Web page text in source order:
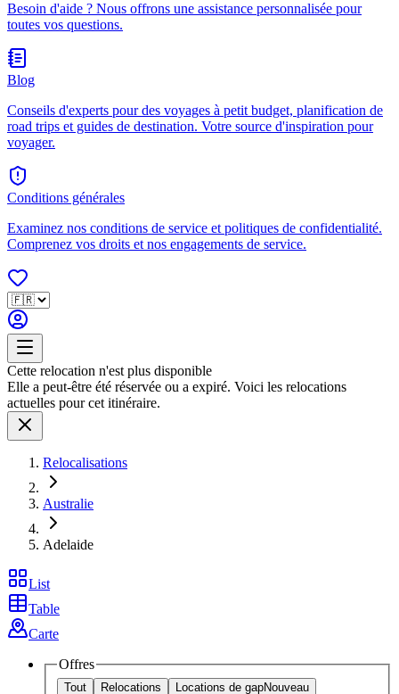
Besoin d'aide ? Nous offrons une assistance personnalisée pour
toutes vos questions.
Blog
Conseils d'experts pour des voyages à petit budget, planification de
road trips et guides de destination. Votre source d'inspiration pour
voyager.
Conditions générales
Examinez nos conditions de service et politiques de confidentialité.
Comprenez vos droits et nos engagements de service.
Cette relocation n'est plus disponible
Elle a peut-être été réservée ou a expiré. Voici les relocations
actuelles pour cet itinéraire.
Relocalisations
Australie
Adelaide
List
Table
Carte
Offres
Tout Relocations Locations de gapNouveau